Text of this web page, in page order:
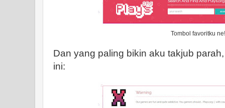
Tombol favoritku
Dan yang paling bikin aku takjub
ini: